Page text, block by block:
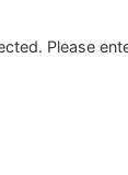
Please